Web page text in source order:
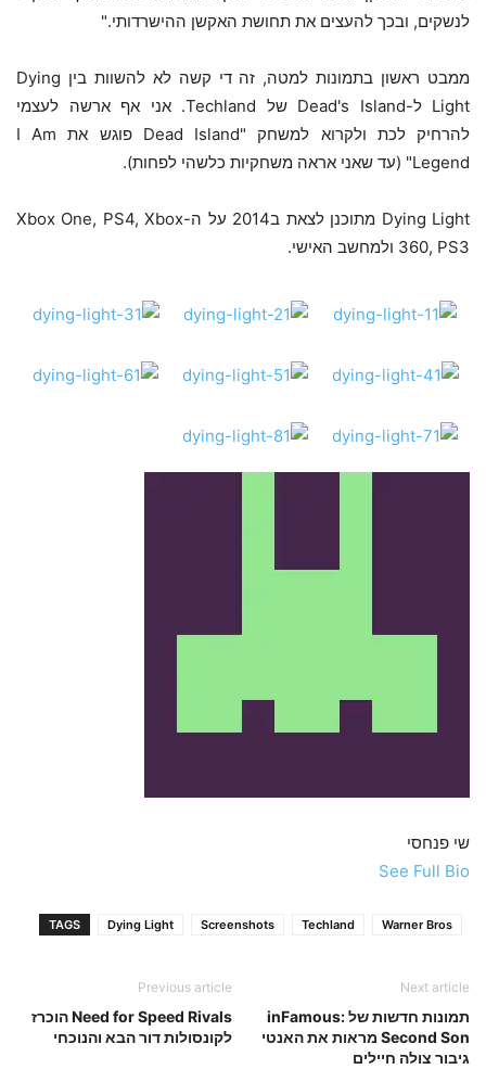
לנשקים, ובכך להעצים את תחושת האקשן ההישרדותי."
ממבט ראשון בתמונות למטה, זה די קשה לא להשוות בין Dying
Light ל-Dead's Island של Techland. אני אף ארשה לעצמי
להרחיק לכת ולקרוא למשחק "Dead Island פוגש את I Am
Legend" (עד שאני אראה משחקיות כלשהי לפחות).
Dying Light מתוכנן לצאת ב2014 על ה-Xbox One, PS4, Xbox
360, PS3 ולמחשב האישי.
שי פנחסי
See Full Bio
TAGS Dying Light Screenshots Techland Warner Bros
Previous article
Need for Speed Rivals הוכרז
לקונסולות דור הבא והנוכחי
Next article
תמונות חדשות של inFamous:
Second Son מראות את האנטי
גיבור צולה חיילים